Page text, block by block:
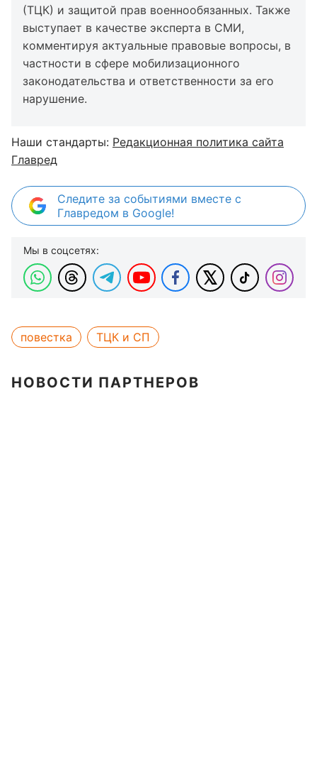
(ТЦК) и защитой прав военнообязанных. Также
выступает в качестве эксперта в СМИ,
комментируя актуальные правовые вопросы, в
частности в сфере мобилизационного
законодательства и ответственности за его
нарушение.
Наши стандарты: Редакционная политика сайта
Главред
Следите за событиями вместе с
Главредом в Google!
Мы в соцсетях:
повестка ТЦК и СП
НОВОСТИ ПАРТНЕРОВ